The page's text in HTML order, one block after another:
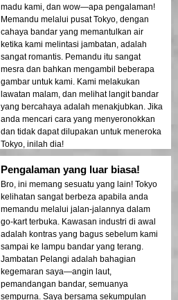
madu kami, dan wow—apa pengalaman!
Memandu melalui pusat Tokyo, dengan
cahaya bandar yang memantulkan air
ketika kami melintasi jambatan, adalah
sangat romantis. Pemandu itu sangat
mesra dan bahkan mengambil beberapa
gambar untuk kami. Kami melakukan
lawatan malam, dan melihat langit bandar
yang bercahaya adalah menakjubkan. Jika
anda mencari cara yang menyeronokkan
dan tidak dapat dilupakan untuk meneroka
Tokyo, inilah dia!
Pengalaman yang luar biasa!
Bro, ini memang sesuatu yang lain! Tokyo
kelihatan sangat berbeza apabila anda
memandu melalui jalan-jalannya dalam
go-kart terbuka. Kawasan industri di awal
adalah kontras yang bagus sebelum kami
sampai ke lampu bandar yang terang.
Jambatan Pelangi adalah bahagian
kegemaran saya—angin laut,
pemandangan bandar, semuanya
sempurna. Saya bersama sekumpulan